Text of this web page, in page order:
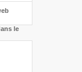
le